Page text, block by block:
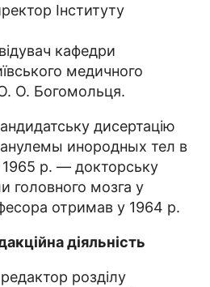
Інституту
кафедри
медичного
О. О. Богомольця.
дисертацію
инородных тел в
р. — докторську
головного мозга у
отримав у 1964 р.
діяльність
розділу